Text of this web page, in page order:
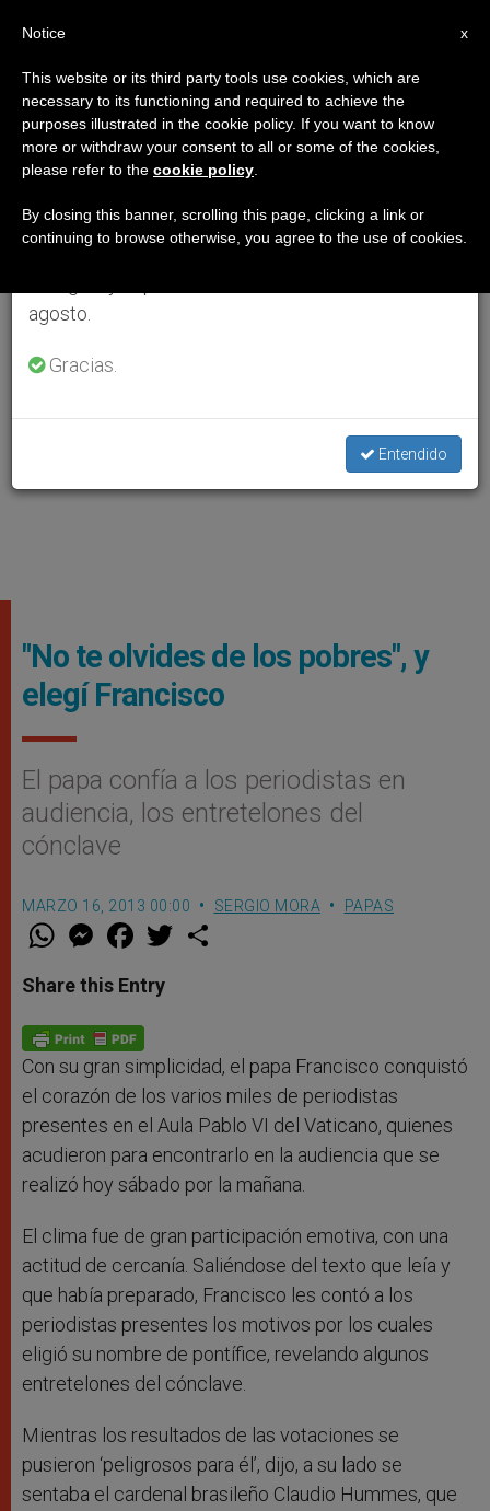
"No te olvides de los pobres", y
elegí Francisco
El papa confía a los periodistas en
audiencia, los entretelones del
cónclave
MARZO 16, 2013 00:00 SERGIO MORA PAPAS
W
t
s
p
p
M
e
s
e
g
e
r
F
a
e
b
o
k
w
Share this Entry
Con su gran simplicidad, el papa Francisco conquistó
el corazón de los varios miles de periodistas
presentes en el Aula Pablo VI del Vaticano, quienes
acudieron para encontrarlo en la audiencia que se
realizó hoy sábado por la mañana.
El clima fue de gran participación emotiva, con una
actitud de cercanía. Saliéndose del texto que leía y
que había preparado, Francisco les contó a los
periodistas presentes los motivos por los cuales
eligió su nombre de pontífice, revelando algunos
entretelones del cónclave.
Mientras los resultados de las votaciones se
pusieron ‘peligrosos para él’, dijo, a su lado se
sentaba el cardenal brasileño Claudio Hummes, que
×
Aviso importante
Del 27 de julio al 7 de agosto haremos la pausa
anual, aprovechando que en el periodo de verano
se generan menos informaciones y también el
agosto.
Gracias.
Entendido
x
Notice
This website or its third party tools use cookies, which are
necessary to its functioning and required to achieve the
purposes illustrated in the cookie policy. If you want to know
more or withdraw your consent to all or some of the cookies,
please refer to the cookie policy
By closing this banner, scrolling this page, clicking a link or
continuing to browse otherwise, you agree to the use of cookies.